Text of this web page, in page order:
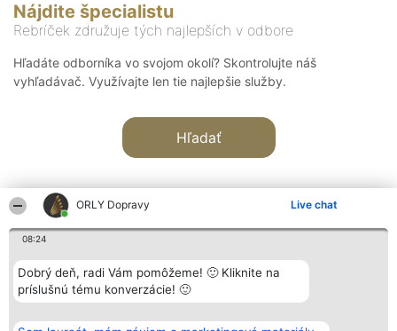
ORLY Dopravy Live chat
08:24
Dobrý deň, radi Vám pomôžeme! 🙂 Kliknite na
príslušnú tému konverzácie! 🙂
Nájdite špecialistu
Rebríček združuje tých najlepších v odbore
Hľadáte odborníka vo svojom okolí? Skontrolujte náš
vyhľadávač. Využívajte len tie najlepšie služby.
Hľadať
Organizátor hodnotenia
Bright Side Solutions sp. z o.
o. sp. k.
Wrocław 50-079
Hodnotenie
Laureáti
Lista
Laureatów
Kontakt
Kontakt